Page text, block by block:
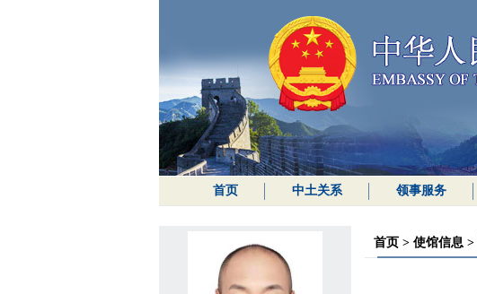
首页 中土关系 领事服务
首页> 使馆信息>